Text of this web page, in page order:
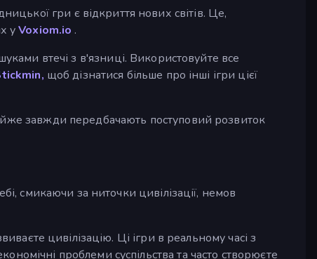
гри є відкриття нових світів. Це,
уVoxiom.io .
втечі з в'язниці. Використовуйте все
щоб дізнатися більше про інші ігри цієї
завжди передбачають поступовий розвиток
смикаючи за ниточки цивілізації, немов
цивілізацію. Ці ігри в реальному часі з
проблеми суспільства та часто створюєте